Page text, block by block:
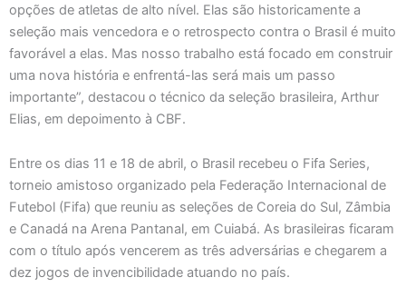
opções de atletas de alto nível. Elas são historicamente a
seleção mais vencedora e o retrospecto contra o Brasil é muito
favorável a elas. Mas nosso trabalho está focado em construir
uma nova história e enfrentá-las será mais um passo
importante”, destacou o técnico da seleção brasileira, Arthur
Elias, em depoimento à CBF.
Entre os dias 11 e 18 de abril, o Brasil recebeu o Fifa Series,
torneio amistoso organizado pela Federação Internacional de
Futebol (Fifa) que reuniu as seleções de Coreia do Sul, Zâmbia
e Canadá na Arena Pantanal, em Cuiabá. As brasileiras ficaram
com o título após vencerem as três adversárias e chegarem a
dez jogos de invencibilidade atuando no país.